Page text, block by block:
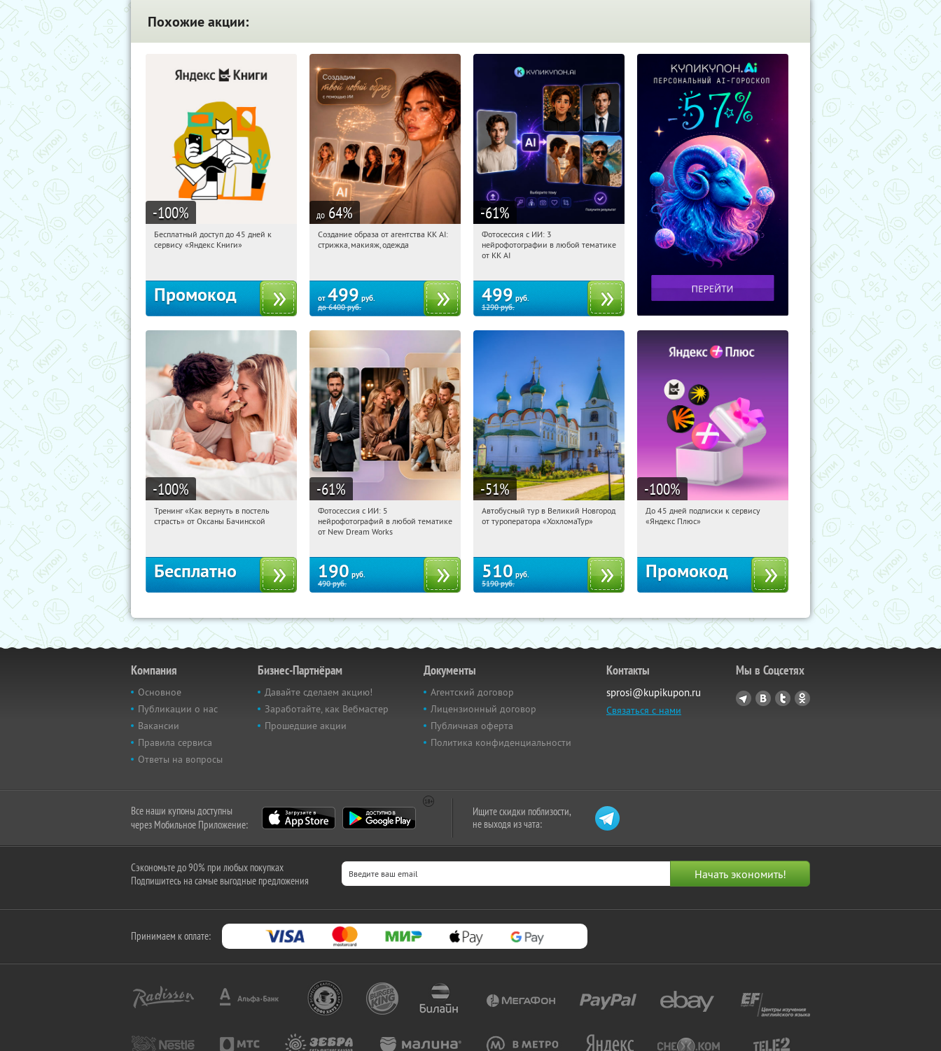
Похожие акции:
-100%
20:37:33
Получи первым!
Бесплатный доступ до 45 дней к
сервису «Яндекс Книги»
Промокод
до 64%
20:37:33 Купили:64
Создание образа от агентства KK AI:
стрижка, макияж, одежда
от 499 руб.
до6400руб.
-61%
20:37:33
Россия
Фотосессия с ИИ: 3
нейрофотографии в любой тематике
от KK AI
499 руб.
1290руб.
-100%
20:37:33 Получили:
Тренинг «Как вернуть в постель
страсть» от Оксаны Бачинской
Бесплатно
-61%
20:37:33
Россия
Фотосессия с ИИ: 5
нейрофотографий в любой тематике
от New Dream Works
190 руб.
490руб.
-51%
20:37:33 Купили:2
Автобусный тур в Великий Новгород
от туроператора «ХохломаТур»
510 руб.
5190руб.
-100%
20:37:33 Получили:
До 45 дней подписки к сервису
«Яндекс Плюс»
Промокод
Компания
Основное
Публикации о нас
Вакансии
Правила сервиса
Ответы на вопросы
Бизнес-Партнёрам
Давайте сделаем акцию!
Заработайте, как Вебмастер
Прошедшие акции
Документы
Агентский договор
Лицензионный договор
Публичная оферта
Политика конфиденциальности
Контакты
sprosi@kupikupon.ru
Связаться с нами
Мы в Соцсетях
Все наши купоны доступны
через Мобильное Приложение:
Ищите скидки поблизости,
не выходя из чата:
Сэкономьте до 90% при любых покупках
Подпишитесь на самые выгодные предложения
Принимаем к оплате: